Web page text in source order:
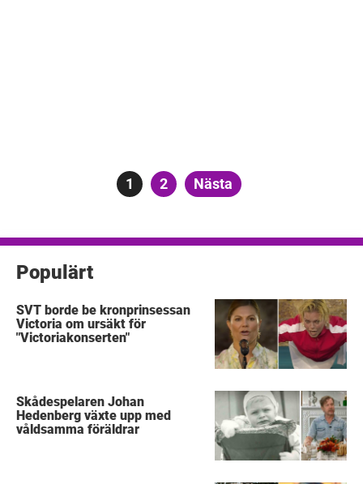
Sidnumrering
Sida
1 Sida
2 Nästa
Populärt
SVT borde be kronprinsessan
Victoria om ursäkt för
"Victoriakonserten"
Skådespelaren Johan
Hedenberg växte upp med
våldsamma föräldrar